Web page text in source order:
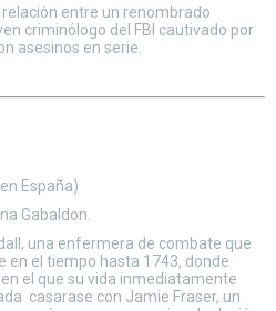
relación entre un renombrado
criminólogo del FBI cautivado por
asesinos en serie.
España)
Gabaldon.
una enfermera de combate que
en el tiempo hasta 1743, donde
el que su vida inmediatamente
casarase con Jamie Fraser, un